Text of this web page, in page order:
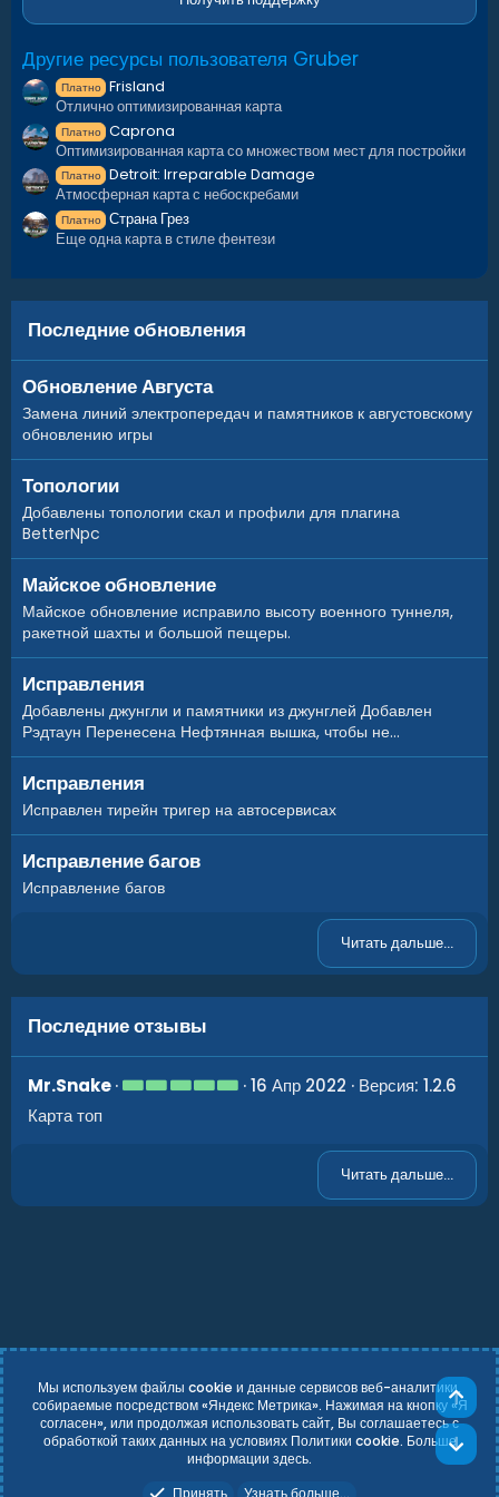
Abandoned Barge;
Food Market;
13 Station (5 varieties);
4 places to build a base;
Monuments FP:
– Train Tunnel
– Launch Site
– Giant Excavator
– Sewer Branch
– Water Treatment
– Bandit camp
– Sphere
– Quarry
– Harbor
– Military tunnels
– OilRig (One is glazed and is located on the ground)
– Fishing Village
– Ranch
– Lighthouse
– Power Plant
– Train Yard
Другие ресурсы пользователя Gruber
Платно Frisland
Отлично оптимизированная карта
Платно Caprona
Оптимизированная карта со множеством мест для постройки
Платно Detroit: Irreparable Damage
Атмосферная карта с небоскребами
Платно Страна Грез
Еще одна карта в стиле фентези
Последние обновления
Обновление Августа
Замена линий электропередач и памятников к августовскому
обновлению игры
Топологии
Добавлены топологии скал и профили для плагина
BetterNpc
Майское обновление
Майское обновление исправило высоту военного туннеля,
ракетной шахты и большой пещеры.
Исправления
Добавлены джунгли и памятники из джунглей Добавлен
Рэдтаун Перенесена Нефтянная вышка, чтобы не...
Исправления
Исправлен тирейн тригер на автосервисах
Исправление багов
Исправление багов
Читать дальше...
Последние отзывы
Mr.Snake 5
з
16 Апр 2022
Версия: 1.2.6
Карта топ
Читать дальше...
Russian (RU)
Условия и правила
Политика конфиденциальности
Справка Главная
R
Мы используем файлы cookie и данные сервисов веб-аналитики,
собираемые посредством «Яндекс Метрика». Нажимая на кнопку «Я
согласен», или продолжая использовать сайт, Вы соглашаетесь с
обработкой таких данных на условиях Политики cookie. Больше
информации здесь.
Принять
Узнать больше...